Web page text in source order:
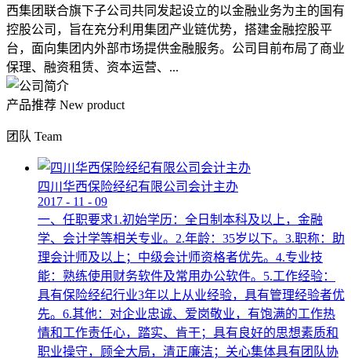
西集团联合旗下子公司共同发起设立的以金融业务为主的国有
控股公司，旨在充分利用集团产业链优势，搭建金融控股平
台，面向集团内外部市场提供金融服务。公司目前布局了商业
保理、融资租赁、资本运营、...
产品推荐 New product
团队 Team
四川华西保险经纪有限公司会计主办
2017 - 11 - 09
一、任职要求1.初始学历：全日制本科及以上，金融
学、会计学等相关专业。2.年龄：35岁以下。3.职称：助
理会计师及以上；中级会计师资格者优先。4.专业技
能：熟练使用财务软件及常用办公软件。5.工作经验：
具有保险经纪行业3年以上从业经验，具有管理经验者优
先。6.其他：对企业忠诚、爱岗敬业，有饱满的工作热
情和工作责任心，踏实、肯干；具有良好的思想素质和
职业操守，顾全大局，清正廉洁；关心集体具有团队协